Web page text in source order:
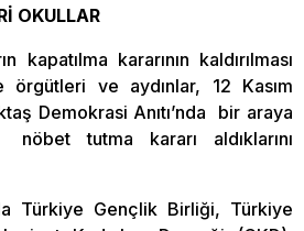
OKULLAR
kapatılma kararının kaldırılması
ve aydınlar, 12 Kasım
Demokrasi Anıtı’nda bir araya
tutma kararı aldıklarını
Türkiye Gençlik Birliği, Türkiye